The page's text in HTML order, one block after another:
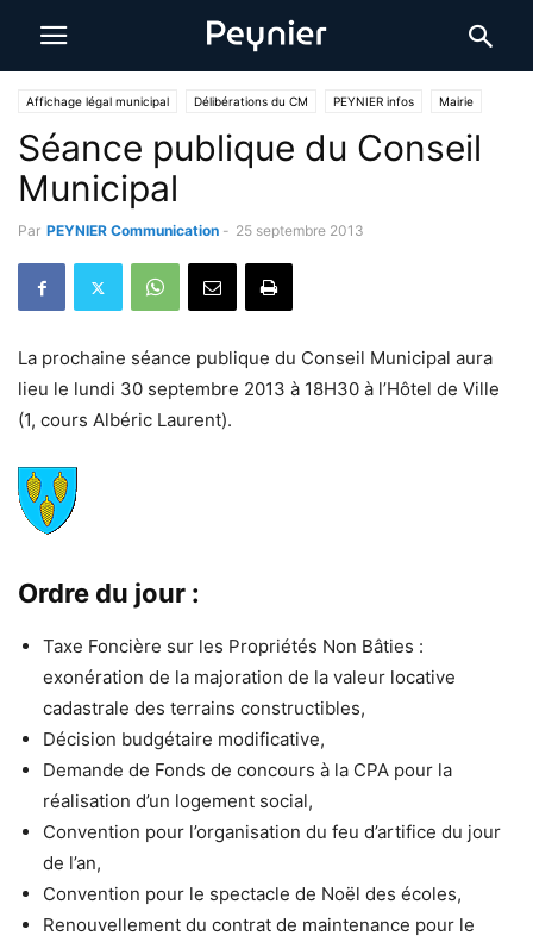
Affichage légal municipal Délibérations du CM PEYNIER infos Mairie
Séance publique du Conseil
Municipal
Par PEYNIER Communication - 25 septembre 2013
La prochaine séance publique du Conseil Municipal aura
lieu le lundi 30 septembre 2013 à 18H30 à l’Hôtel de Ville
(1, cours Albéric Laurent).
Ordre du jour :
Taxe Foncière sur les Propriétés Non Bâties :
exonération de la majoration de la valeur locative
cadastrale des terrains constructibles,
Décision budgétaire modificative,
Demande de Fonds de concours à la CPA pour la
réalisation d’un logement social,
Convention pour l’organisation du feu d’artifice du jour
de l’an,
Convention pour le spectacle de Noël des écoles,
Renouvellement du contrat de maintenance pour le